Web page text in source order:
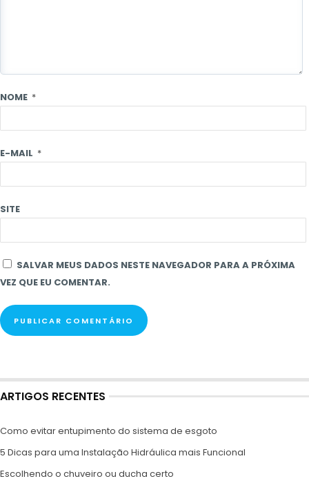
NOME *
E-MAIL *
SITE
SALVAR MEUS DADOS NESTE NAVEGADOR PARA A PRÓXIMA
VEZ QUE EU COMENTAR.
ARTIGOS RECENTES
Como evitar entupimento do sistema de esgoto
5 Dicas para uma Instalação Hidráulica mais Funcional
Escolhendo o chuveiro ou ducha certo